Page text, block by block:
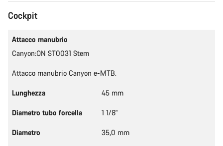
Cockpit
Attacco manubrio
Canyon:ON ST0031 Stem
Attacco manubrio Canyon e-MTB.
Lunghezza 45 mm
Diametro tubo forcella 1 1/8"
Diametro 35,0 mm